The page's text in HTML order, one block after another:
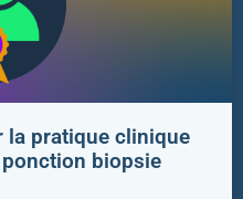
la pratique clinique
biopsie